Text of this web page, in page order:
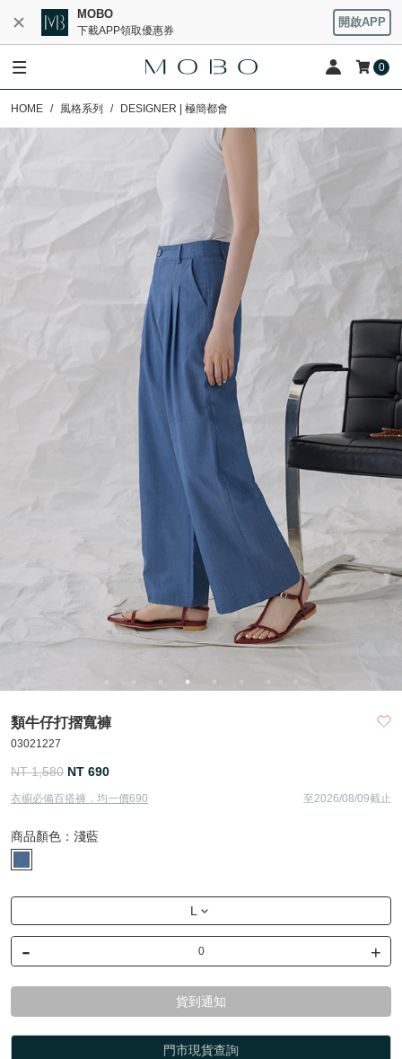
MOBO
下載APP領取優惠券
開啟APP
0
HOME 風格系列 DESIGNER | 極簡都會
類牛仔打摺寬褲
03021227
NT 1,580 NT 690
衣櫥必備百搭褲．均一價690 至2026/08/09截止
商品顏色： 淺藍
L
- +
貨到通知
門市現貨查詢